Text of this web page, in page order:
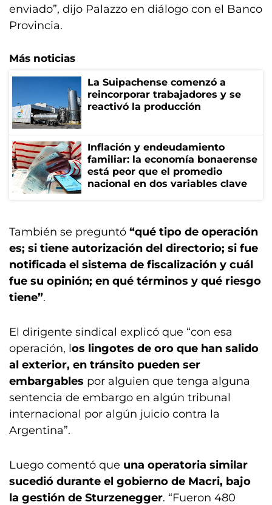
enviado”, dijo Palazzo en diálogo con el Banco
Provincia.
Más noticias
La Suipachense comenzó a
reincorporar trabajadores y se
reactivó la producción
Inflación y endeudamiento
familiar: la economía bonaerense
está peor que el promedio
nacional en dos variables clave
También se preguntó “qué tipo de operación
es; si tiene autorización del directorio; si fue
notificada el sistema de fiscalización y cuál
fue su opinión; en qué términos y qué riesgo
tiene”.
El dirigente sindical explicó que “con esa
operación, los lingotes de oro que han salido
al exterior, en tránsito pueden ser
embargables por alguien que tenga alguna
sentencia de embargo en algún tribunal
internacional por algún juicio contra la
Argentina”.
Luego comentó que una operatoria similar
sucedió durante el gobierno de Macri, bajo
la gestión de Sturzenegger. “Fueron 480